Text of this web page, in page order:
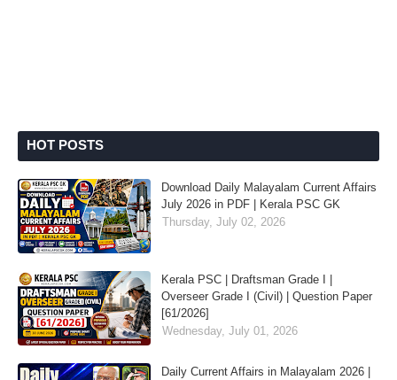
HOT POSTS
Download Daily Malayalam Current Affairs
July 2026 in PDF | Kerala PSC GK
Thursday, July 02, 2026
Kerala PSC | Draftsman Grade I |
Overseer Grade I (Civil) | Question Paper
[61/2026]
Wednesday, July 01, 2026
Daily Current Affairs in Malayalam 2026 |